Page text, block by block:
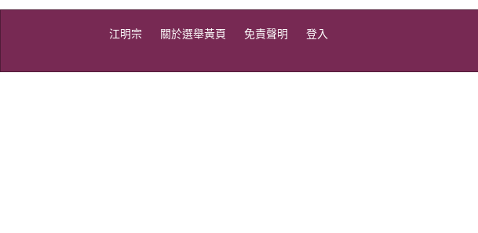
江明宗 關於選舉黃頁 免責聲明 登入